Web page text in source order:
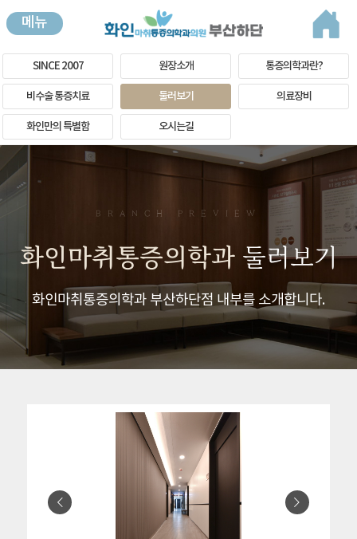
메뉴
SINCE 2007 원장소개 통증의학과란?
비수술 통증치료 둘러보기 의료장비
화인만의 특별함 오시는길
BRANCH PREVIEW
화인마취통증의학과둘러보기
화인마취통증의학과 부산하단점 내부를 소개합니다.